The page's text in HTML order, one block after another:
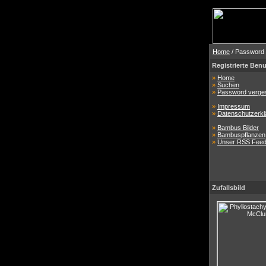
Home /
Registrierte
» Home
» Suchen
» Password
» Impressum
»
» Bambus Bilder
» Bambuspflanzen
» Unser RSS Feed
Zufallsbild